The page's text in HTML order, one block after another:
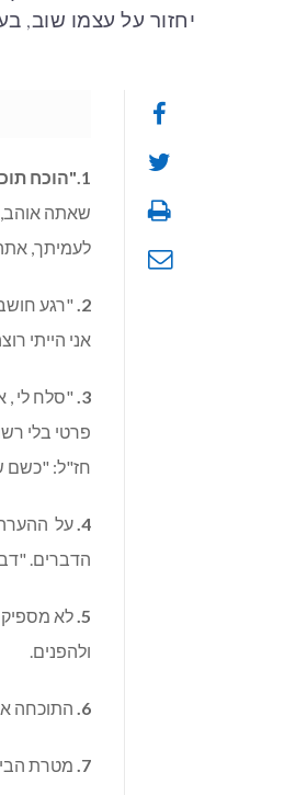
יחזור על עצמו שוב,
1."הוכח תוכיח את עמיתך"
שאתה אוהב,
לעמיתך, אתה
2. "רגע
אני הייתי
3. "סלח לי ,
פרטי בלי
חז"ל: "כשם
4. על ההערה
הדברים.
5. לא מספיק
ולהפנים.
6. התוכחה
7. מטרת